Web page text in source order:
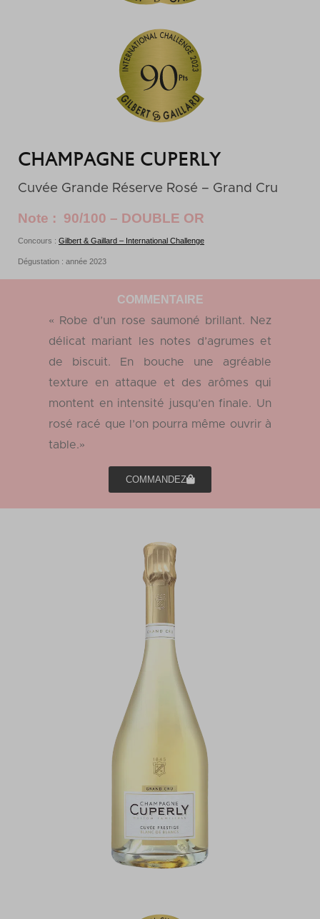
CHAMPAGNE CUPERLY
Cuvée Grande Réserve Rosé – Grand Cru
Note : 90/100 – DOUBLE OR
Concours : Gilbert & Gaillard – International Challenge
Dégustation : année 2023
COMMENTAIRE
« Robe d’un rose saumoné brillant. Nez
délicat mariant les notes d’agrumes et
de biscuit. En bouche une agréable
texture en attaque et des arômes qui
montent en intensité jusqu’en finale. Un
rosé racé que l’on pourra même ouvrir à
table.»
COMMANDEZ